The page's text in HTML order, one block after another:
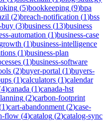
(5)bookkeeping (9)bpa
(2)breach-notification (1)bss
buy (3)business (13)business
automation (1)business-case
(1)business-intelligence
(1)business-plan
(1)business-software
(2)buyer-portal (1)buyers-
(1)calculators (1)calendar
4)canada (1)canada-hst
(2)carbon-footprint
1)cart-abandonment (2)case-
flow (4)catalog (2)catalog-sync